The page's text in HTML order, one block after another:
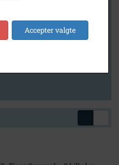
Accepter valgte